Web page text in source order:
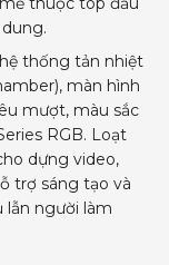
thống tản nhiệt
màn hình
mượt, màu sắc
RGB. Loạt
dựng video,
trợ sáng tạo và
lẫn người làm